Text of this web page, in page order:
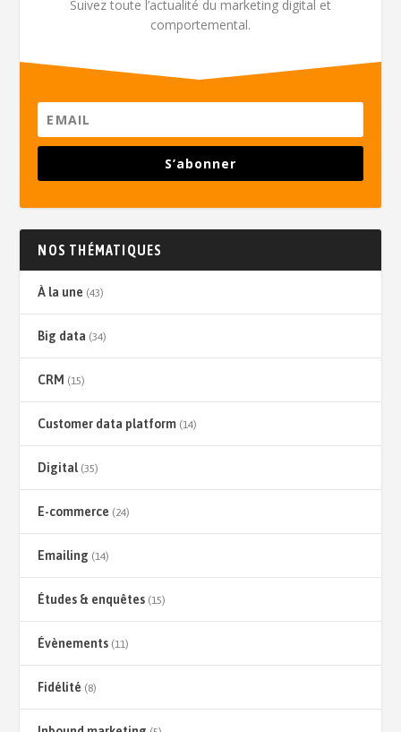
Suivez toute l’actualité du marketing digital et
comportemental.
S’abonner
NOS THÉMATIQUES
À la une (43)
Big data (34)
CRM (15)
Customer data platform (14)
Digital (35)
E-commerce (24)
Emailing (14)
Études & enquêtes (15)
Évènements (11)
Fidélité (8)